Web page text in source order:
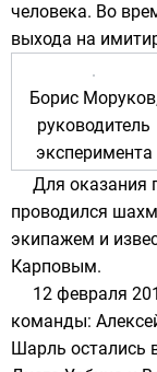
человека. Во
выхода на
Борис Моруков
руководитель
эксперимента
Для оказания
проводился
экипажем и
Карповым.
12 февраля
команды:
Шарль остались